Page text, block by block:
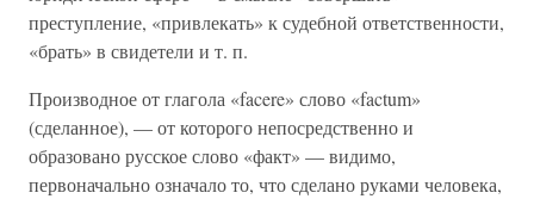
преступление, «привлекать» к судебной ответственности,
«брать» в свидетели и т. п.
Производное от глагола «facere» слово «factum»
(сделанное), — от которого непосредственно и
образовано русское слово «факт» — видимо,
первоначально означало то, что сделано руками человека,